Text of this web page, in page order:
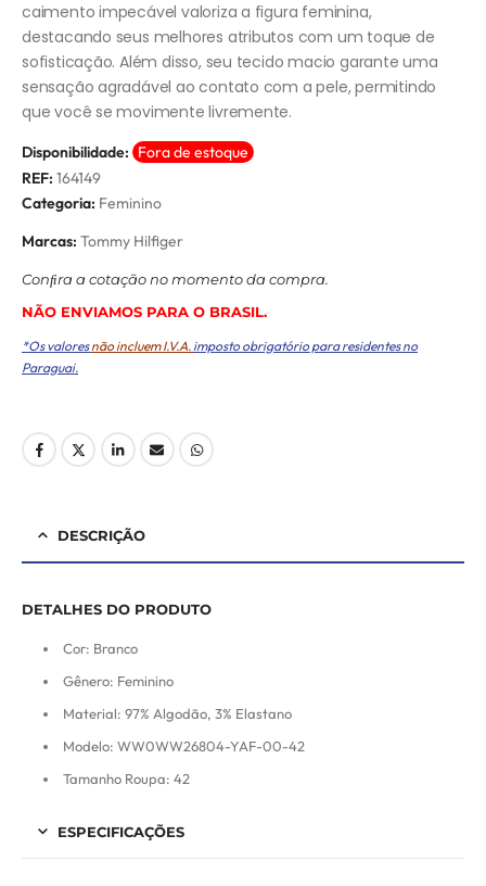
caimento impecável valoriza a figura feminina,
destacando seus melhores atributos com um toque de
sofisticação. Além disso, seu tecido macio garante uma
sensação agradável ao contato com a pele, permitindo
que você se movimente livremente.
Disponibilidade: Fora de estoque
REF: 164149
Categoria: Feminino
Marcas: Tommy Hilfiger
Conﬁra a cotação no momento da compra.
NÃO ENVIAMOS PARA O BRASIL.
*Os valoresnão incluem I.V.A. imposto obrigatório para residentes no
Paraguai.
DESCRIÇÃO
DETALHES DO PRODUTO
Cor: Branco
Gênero: Feminino
Material: 97% Algodão, 3% Elastano
Modelo: WW0WW26804-YAF-00-42
Tamanho Roupa: 42
ESPECIFICAÇÕES